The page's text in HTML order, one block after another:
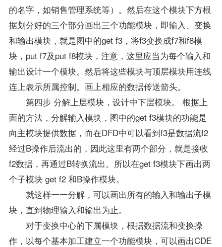
的名字，如销售管理系统等）。然后在这个模块下方根
据划分好的三个部分画出三个功能模块，即输入、变换
和输出模块，就是图中的get f3，将f3变换成f7和f8模
块，put f7及put f8模块，注意，这里应当为每个输入和
输出设计一个模块。然后将这些模块与顶层模块用连线
连上表示所属控制。画上相应的数据传送箭头。
第四步 分解上层模块，设计中下层模块。 根据上
面的方法，分解输入模块，图中的get f3模块的功能是
向主模块提供数据，而在DFD中可以看到f3是数据流f2
经过B操作后流出的，因此这里有两个部分，就是接收
f2数据，再通过B转换流出。所以在get f3模块下画出两
个子模块 get f2 和B操作模块。
就这样一一分解，可以画出所有的输入和输出子模
块，直到物理输入和输出为止。
对于变换中心的下属模块，根据数据流和变换操
作，以每个基本加工建立一个功能模块，可以画出CDE